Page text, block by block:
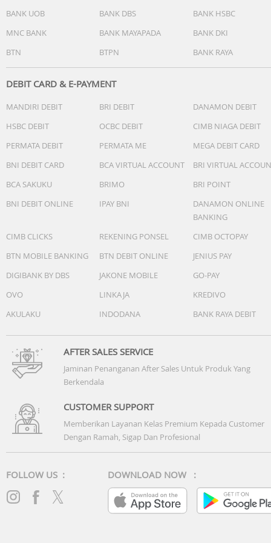
Spesifikasi:
Model: DW-D20A-W
Kapasitas Dehumidifikasi (26,7°C/60% RH): 12,5 Liter/Hari
Area Coverage
: 50 m² / 538 sq feet
Teknologi Ion
: Plasmacluster High Density 7.000 ions/cm³
Daya Listrik (Medium/Low): 270 Watt
Dimensi (P x L x T)
: 374 x 250 x 620 mm
Berat: 10-15 kg
: 3 Level (High, Low, Auto)
Timer Off: 2 / 4 / 6 Jam
Continuous Drainage: Ya (Opsi Tangki atau Selang)
Pre-Filter: Ya, Washable (Dapat Dicuci)
: Suhu dan Kelembapan
Child Lock
Full Tank Indicator
: Ya
Spesifikasi dapat berubah sewaktu-waktu tanpa pemberitahuan. Harap
tanyakan kepada Customer service untuk konfirmasi lebih lanjut
produk.
BANK UOB
BANK DBS
BANK HSBC
MNC BANK
BANK MAYAPADA
BANK DKI
BTN
BTPN BANK RAYA
DEBIT CARD & E-PAYMENT
MANDIRI DEBIT BRI DEBIT
DANAMON DEBIT
HSBC DEBIT
OCBC DEBIT
CIMB NIAGA DEBIT
PERMATA DEBIT
PERMATA ME
MEGA DEBIT CARD
BNI DEBIT CARD
BCA VIRTUAL ACCOUNT
BRI VIRTUAL
BCA SAKUKU
BRIMO
BRI POINT
BNI DEBIT ONLINE
IPAY BNI
DANAMON ONLINE
BANKING
CIMB CLICKS
REKENING PONSEL
CIMB OCTOPAY
BTN MOBILE BANKING
BTN DEBIT ONLINE
JENIUS PAY
DIGIBANK BY DBS
JAKONE MOBILE
GO-PAY
OVO
LINKAJA
KREDIVO
AKULAKU
INDODANA BANK RAYA DEBIT
AFTER SALES SERVICE
Jaminan Penanganan After Sales Untuk Produk Yang
Berkendala
CUSTOMER SUPPORT
Memberikan Layanan Kelas Premium Kepada Customer
Dengan Ramah, Sigap Dan Profesional
FOLLOW US : DOWNLOAD NOW :